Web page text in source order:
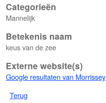
Categorieën
Mannelijk
Betekenis naam
keus van de zee
Externe website(s)
Google resultaten van Morrissey
Terug